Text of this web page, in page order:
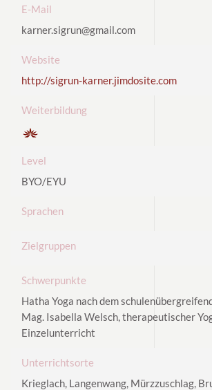
E-Mail
karner.sigrun@gmail.com
Website
http://sigrun-karner.jimdosite.com
Weiterbildung
Level
BYO/EYU
Sprachen
Zielgruppen
Schwerpunkte
Hatha Yoga nach dem
Mag. Isabella Welsch, therapeutischer
Einzelunterricht
Unterrichtsorte
Krieglach, Langenwang, Mürzzuschlag,